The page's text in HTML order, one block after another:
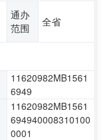
通办
范围
全省
11620982MB1561
6949
11620982MB1561
694940008310100
0001